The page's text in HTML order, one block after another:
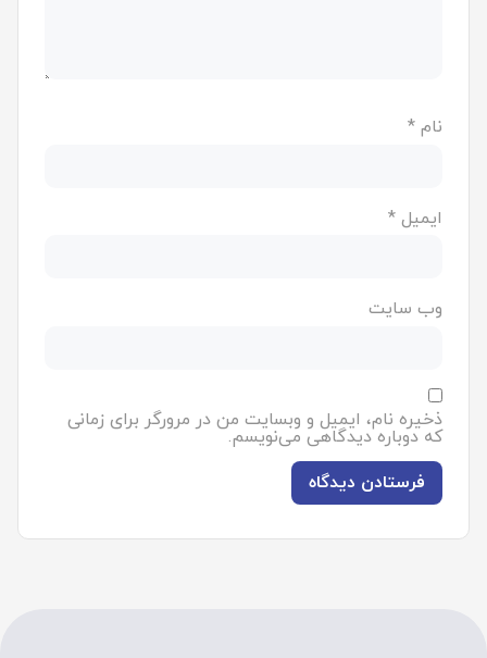
نام *
ایمیل *
وب‌ سایت
ذخیره نام، ایمیل و وبسایت من در مرورگر برای زمانی
که دوباره دیدگاهی می‌نویسم.